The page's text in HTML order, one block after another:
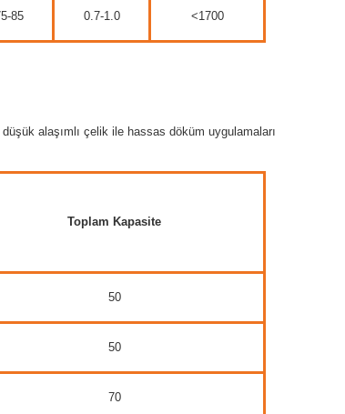
85 0.7-1.0 <1700
alaşımlı çelik ile hassas döküm uygulamaları
Toplam Kapasite
50
50
70